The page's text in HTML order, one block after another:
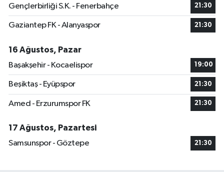
Gençlerbirliği S.K. - Fenerbahçe 21:30
Gaziantep FK - Alanyaspor 21:30
16 Ağustos, Pazar
Başakşehir - Kocaelispor
19:00
Beşiktaş - Eyüpspor 21:30
Amed - Erzurumspor FK 21:30
17 Ağustos, Pazartesi
Samsunspor - Göztepe
21:30